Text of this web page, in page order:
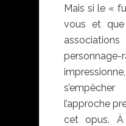
Mais si le «
vous et
personnage-
l’approche
cet opus.